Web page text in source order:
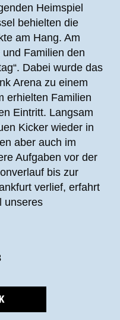
Heimspiel
behielten die
am Hang. Am
Familien den
Dabei wurde das
Arena zu einem
erhielten Familien
Eintritt. Langsam
Kicker wieder in
aber auch im
Aufgaben vor der
bis zur
verlief, erfahrt
unseres